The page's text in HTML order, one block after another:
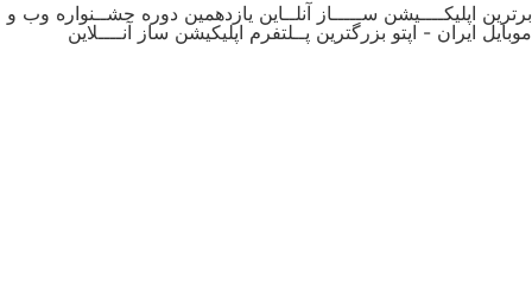
اپلیکــــیشن ســـــاز آنلــاین یازدهمین دوره جشــنواره وب و
ایران - اپتو بزرگترین پــلتفرم اپلیکیشن ساز آنــــلاین